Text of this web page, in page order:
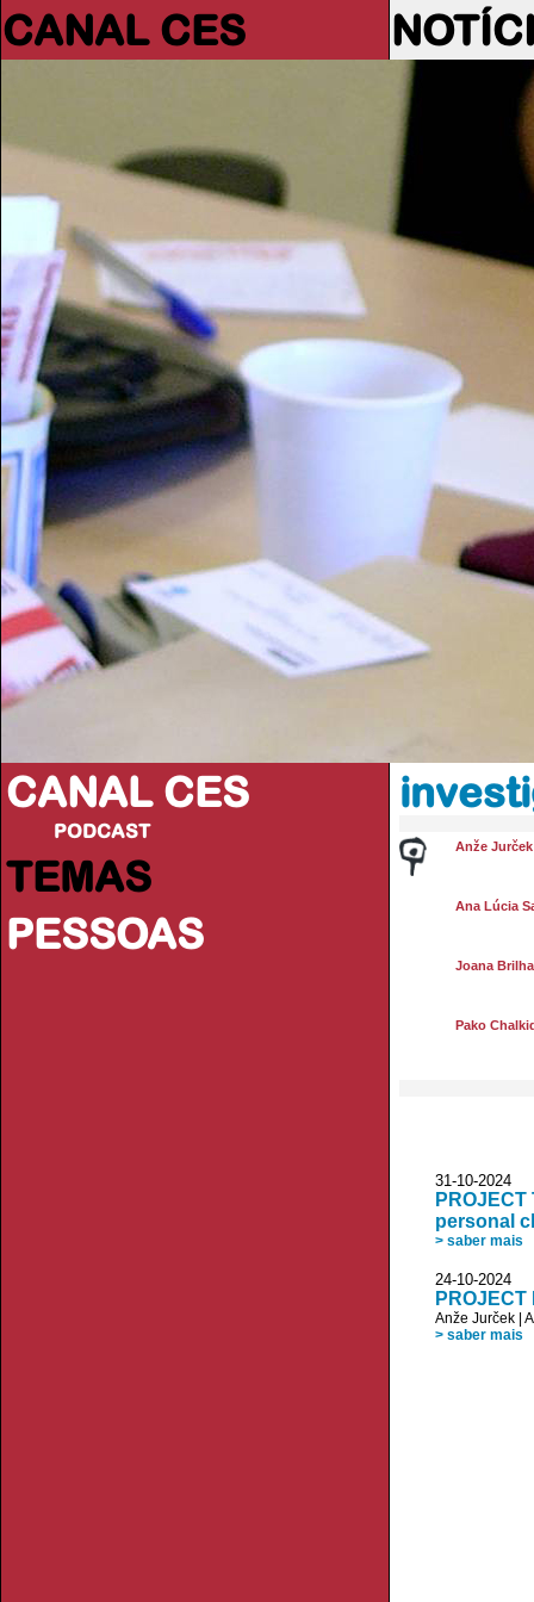
CANAL CES
CANAL CES
PODCAST
TEMAS
PESSOAS
Anže Jurček
Ana Lúcia
Joana
Pako
31-10-
personal
> saber mais
24-10-
Anže Jurček
> saber mais